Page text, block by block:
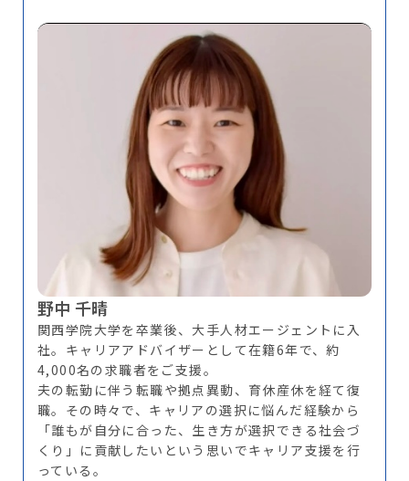
野中 千晴
関西学院大学を卒業後、大手人材エージェントに入
社。キャリアアドバイザーとして在籍6年で、約
4,000名の求職者をご支援。
夫の転勤に伴う転職や拠点異動、育休産休を経て復
職。その時々で、キャリアの選択に悩んだ経験から
「誰もが自分に合った、生き方が選択できる社会づ
くり」に貢献したいという思いでキャリア支援を行
っている。